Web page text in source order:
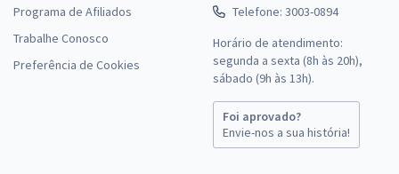
Programa de Afiliados
Trabalhe Conosco
Preferência de Cookies
Telefone: 3003-0894
Horário de atendimento:
segunda a sexta (8h às 20h),
sábado (9h às 13h).
Foi aprovado?
Envie-nos a sua história!